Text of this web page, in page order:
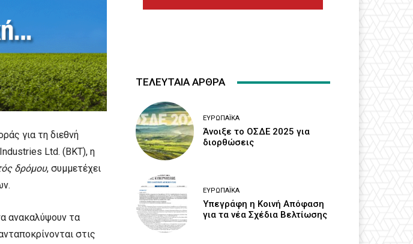
για τη διεθνή
Ltd. (BKT), η
δρόμου, συμμετέχει
ανακαλύψουν τα
στις
ΤΕΛΕΥΤΑΙΑ ΑΡΘΡΑ
ΕΥΡΩΠΑΪΚΆ
Άνοιξε το ΟΣΔΕ 2025 για
διορθώσεις
ΕΥΡΩΠΑΪΚΆ
Υπεγράφη η Κοινή Απόφαση
για τα νέα Σχέδια Βελτίωσης